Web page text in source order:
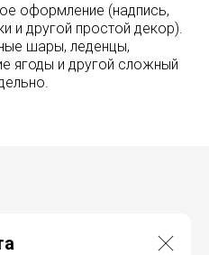
оформление (надпись,
и другой простой декор).
шары, леденцы,
ягоды и другой сложный